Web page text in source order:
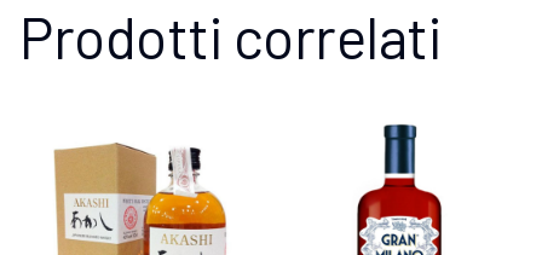
Prodotti correlati